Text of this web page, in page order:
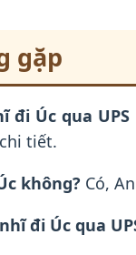
gặp
đi Úc qua
tiết.
không? Có,
đi Úc qua